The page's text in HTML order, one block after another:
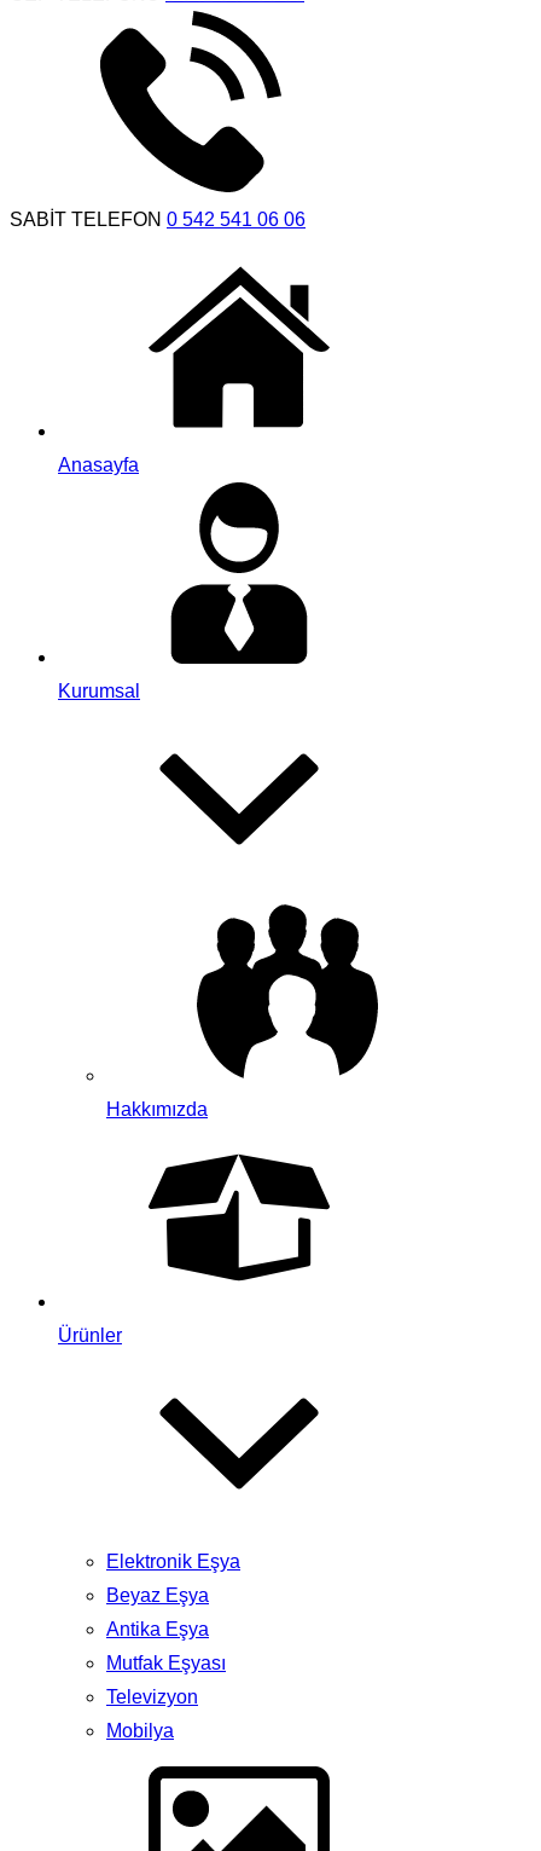
SABİT TELEFON 0 542 541 06 06
Anasayfa
Kurumsal
Hakkımızda
Ürünler
Elektronik Eşya
Beyaz Eşya
Antika Eşya
Mutfak Eşyası
Televizyon
Mobilya